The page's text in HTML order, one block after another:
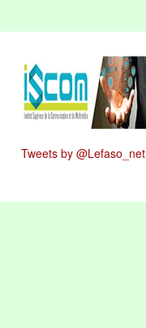
Tweets by @Lefaso_net